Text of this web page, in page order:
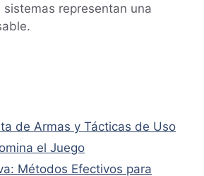
sistemas representan una
de Armas y Tácticas de Uso
el Juego
Métodos Efectivos para